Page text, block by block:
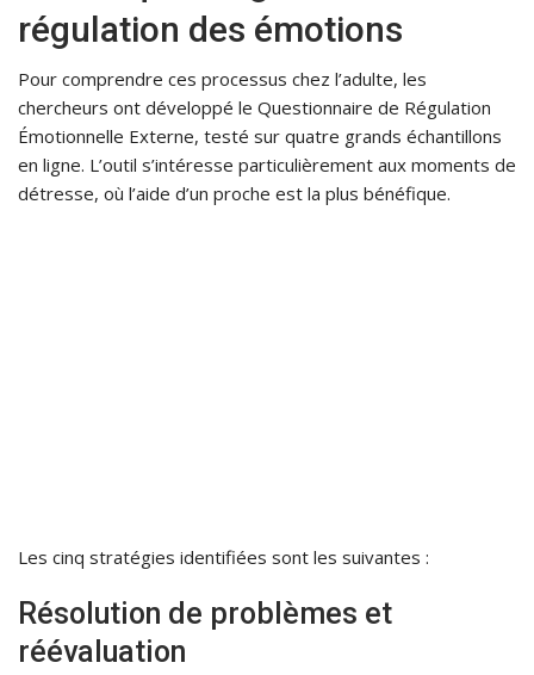
régulation des émotions
Pour comprendre ces processus chez l’adulte, les
chercheurs ont développé le Questionnaire de Régulation
Émotionnelle Externe, testé sur quatre grands échantillons
en ligne. L’outil s’intéresse particulièrement aux moments de
détresse, où l’aide d’un proche est la plus bénéfique.
Les cinq stratégies identifiées sont les suivantes :
Résolution de problèmes et
réévaluation